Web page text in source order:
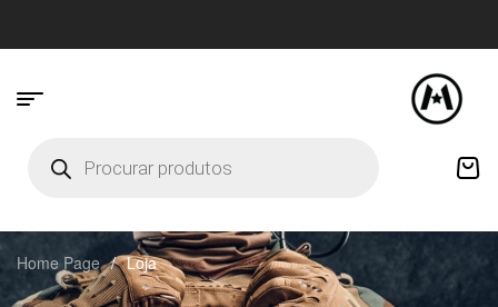
Home Page / Loja